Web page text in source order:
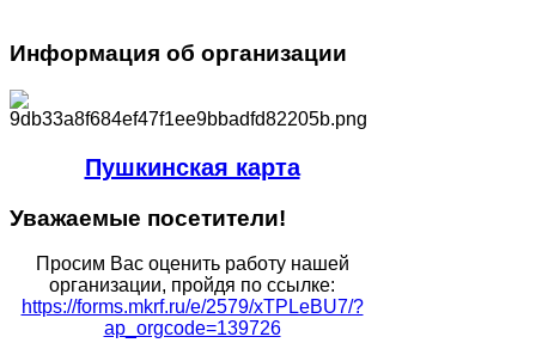
Информация об организации
Пушкинская карта
Уважаемые посетители!
Просим Вас оценить работу нашей
организации, пройдя по ссылке:
https://forms.mkrf.ru/e/2579/xTPLeBU7/?
ap_orgcode=139726